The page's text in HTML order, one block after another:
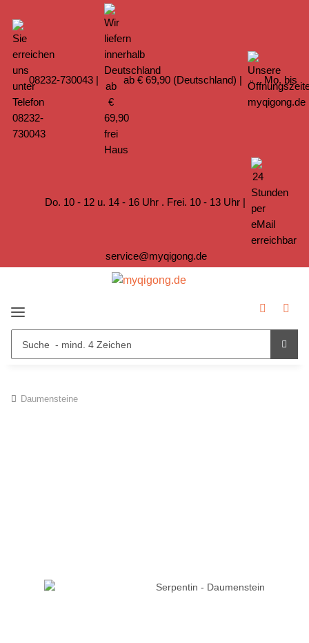
08232-730043| ab € 69,90 (Deutschland) | Mo. bis
Do. 10 - 12 u. 14 - 16 Uhr . Frei. 10 - 13 Uhr |
service@myqigong.de
Daumensteine